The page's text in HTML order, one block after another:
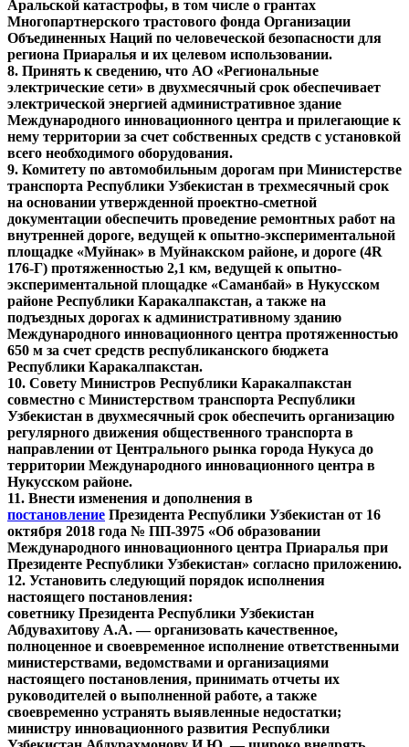
Аральской катастрофы, в том числе о грантах
Многопартнерского трастового фонда Организации
Объединенных Наций по человеческой безопасности для
региона Приаралья и их целевом использовании.
8. Принять к сведению, что АО «Региональные
электрические сети» в двухмесячный срок обеспечивает
электрической энергией административное здание
Международного инновационного центра и прилегающие к
нему территории за счет собственных средств с установкой
всего необходимого оборудования.
9. Комитету по автомобильным дорогам при Министерстве
транспорта Республики Узбекистан в трехмесячный срок
на основании утвержденной проектно-сметной
документации обеспечить проведение ремонтных работ на
внутренней дороге, ведущей к опытно-экспериментальной
площадке «Муйнак» в Муйнакском районе, и дороге (4R
176-Г) протяженностью 2,1 км, ведущей к опытно-
экспериментальной площадке «Саманбай» в Нукусском
районе Республики Каракалпакстан, а также на
подъездных дорогах к административному зданию
Международного инновационного центра протяженностью
650 м за счет средств республиканского бюджета
Республики Каракалпакстан.
10. Совету Министров Республики Каракалпакстан
совместно с Министерством транспорта Республики
Узбекистан в двухмесячный срок обеспечить организацию
регулярного движения общественного транспорта в
направлении от Центрального рынка города Нукуса до
территории Международного инновационного центра в
Нукусском районе.
11. Внести изменения и дополнения в
постановление Президента Республики Узбекистан от 16
октября 2018 года № ПП-3975 «Об образовании
Международного инновационного центра Приаралья при
Президенте Республики Узбекистан» согласно приложению.
12. Установить следующий порядок исполнения
настоящего постановления:
советнику Президента Республики Узбекистан
Абдувахитову А.А. — организовать качественное,
полноценное и своевременное исполнение ответственными
министерствами, ведомствами и организациями
настоящего постановления, принимать отчеты их
руководителей о выполненной работе, а также
своевременно устранять выявленные недостатки;
министру инновационного развития Республики